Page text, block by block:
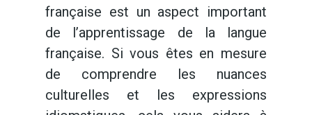
française est un aspect important
de l’apprentissage de la langue
française. Si vous êtes en mesure
de comprendre les nuances
culturelles et les expressions